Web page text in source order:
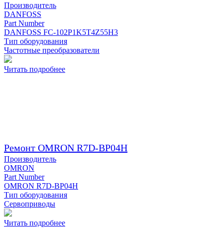
Производитель
DANFOSS
Part Number
DANFOSS FC-102P1K5T4Z55H3
Тип оборудования
Частотные преобразователи
Читать подробнее
Ремонт OMRON R7D-BP04H
Производитель
OMRON
Part Number
OMRON R7D-BP04H
Тип оборудования
Сервоприводы
Читать подробнее